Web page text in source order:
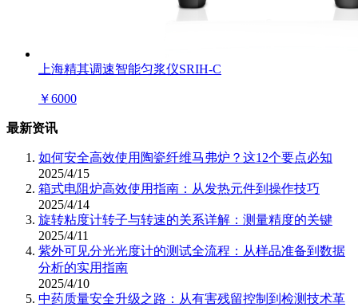
上海精其调速智能匀浆仪SRIH-C
￥6000
最新资讯
如何安全高效使用陶瓷纤维马弗炉？这12个要点必知
2025/4/15
箱式电阻炉高效使用指南：从发热元件到操作技巧
2025/4/14
旋转粘度计转子与转速的关系详解：测量精度的关键
2025/4/11
紫外可见分光光度计的测试全流程：从样品准备到数据
分析的实用指南
2025/4/10
中药质量安全升级之路：从有害残留控制到检测技术革